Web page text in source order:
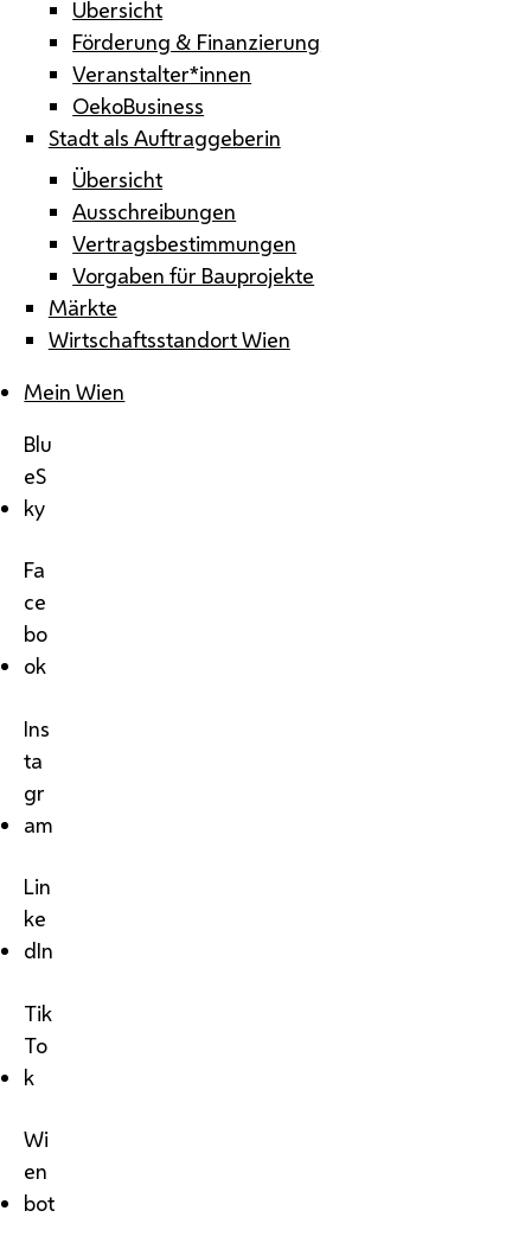
Übersicht
Förderung & Finanzierung
Veranstalter*innen
OekoBusiness
Stadt als Auftraggeberin
Übersicht
Ausschreibungen
Vertragsbestimmungen
Vorgaben für Bauprojekte
Märkte
Wirtschaftsstandort Wien
Mein Wien
Blu
eS
ky
Fa
ce
bo
ok
Ins
ta
gr
am
Lin
ke
dIn
Tik
To
k
Wi
en
bot